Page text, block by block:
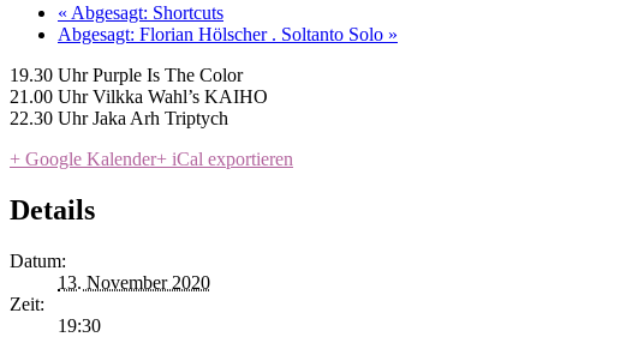
« Abgesagt: Shortcuts
Abgesagt: Florian Hölscher . Soltanto Solo »
19.30 Uhr Purple Is The Color
21.00 Uhr Vilkka Wahl’s KAIHO
22.30 Uhr Jaka Arh Triptych
+ Google Kalender+ iCal exportieren
Details
Datum:
13. November 2020
Zeit:
19:30